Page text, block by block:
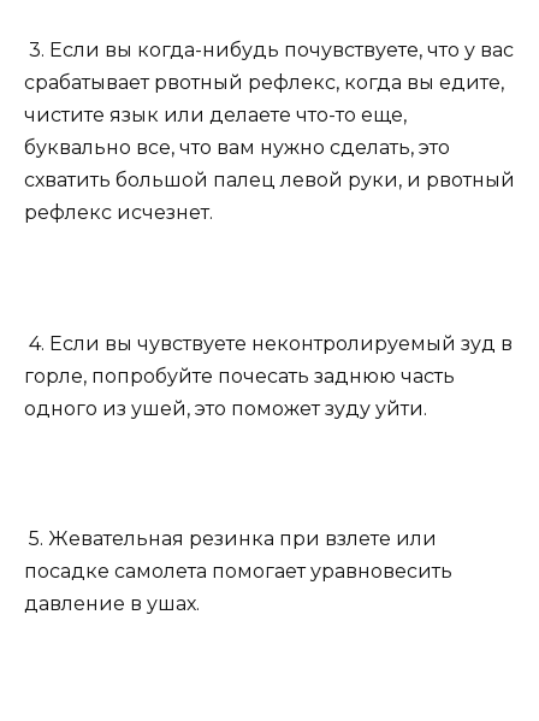
3. Если вы когда-нибудь почувствуете, что у вас
срабатывает рвотный рефлекс, когда вы едите,
чистите язык или делаете что-то еще,
буквально все, что вам нужно сделать, это
схватить большой палец левой руки, и рвотный
рефлекс исчезнет.
4. Если вы чувствуете неконтролируемый зуд в
горле, попробуйте почесать заднюю часть
одного из ушей, это поможет зуду уйти.
5. Жевательная резинка при взлете или
посадке самолета помогает уравновесить
давление в ушах.